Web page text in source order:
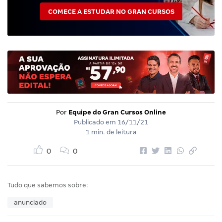
COMECE A ESTUDAR NO GRAN CURSOS
Por Equipe do Gran Cursos Online
Publicado em 16/11/21
1 min. de leitura
0 0
Tudo que sabemos sobre:
anunciado